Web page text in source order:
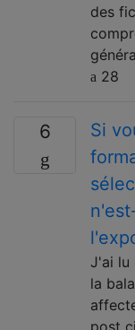
des
28
6
Si
J'ai lu
la
post